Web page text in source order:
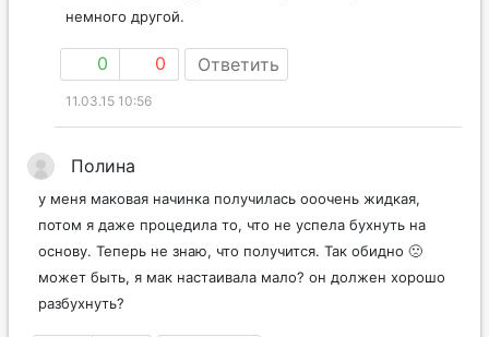
немного другой.
0 0 Ответить
11.03.15 10:56
Полина
у меня маковая начинка получилась ооочень жидкая,
потом я даже процедила то, что не успела бухнуть на
основу. Теперь не знаю, что получится. Так обидно 🙁
может быть, я мак настаивала мало? он должен хорошо
разбухнуть?